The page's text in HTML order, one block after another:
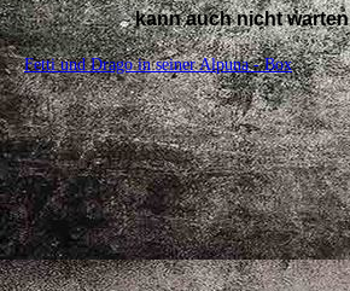
kann auch nicht warten
Fetti und Drago in seiner Alpuna - Box